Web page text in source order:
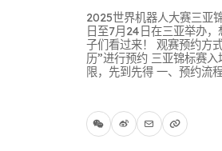
2025世界机器人大赛三亚
日至7月24日在三亚举办
子们看过来！ 观赛预约方
历”进行预约 三亚锦标赛
限，先到先得 一、预约流